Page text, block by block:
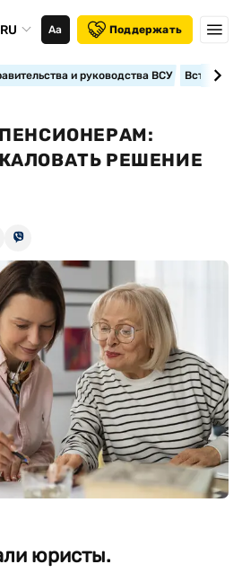
RU Аа Поддержать
и руководства ВСУ
РЕШЕНИЕ
юристы.